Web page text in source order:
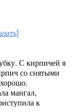
С кирпичей я
со снятыми
мангал,
к